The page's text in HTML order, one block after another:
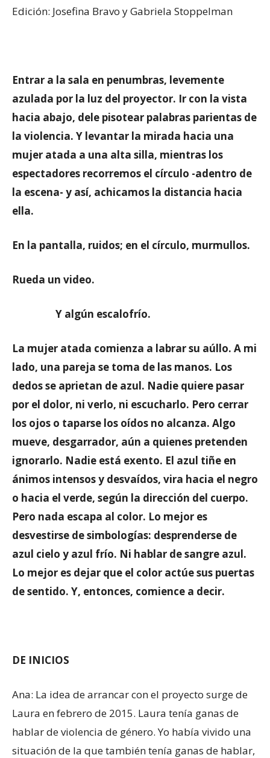
Edición: Josefina Bravo y Gabriela Stoppelman
Entrar a la sala en penumbras, levemente
azulada por la luz del proyector. Ir con la vista
hacia abajo, dele pisotear palabras parientas de
la violencia. Y levantar la mirada hacia una
mujer atada a una alta silla, mientras los
espectadores recorremos el círculo -adentro de
la escena- y así, achicamos la distancia hacia
ella.
En la pantalla, ruidos; en el círculo, murmullos.
Rueda un video.
Y algún escalofrío.
La mujer atada comienza a labrar su aúllo. A mi
lado, una pareja se toma de las manos. Los
dedos se aprietan de azul. Nadie quiere pasar
por el dolor, ni verlo, ni escucharlo. Pero cerrar
los ojos o taparse los oídos no alcanza. Algo
mueve, desgarrador, aún a quienes pretenden
ignorarlo. Nadie está exento. El azul tiñe en
ánimos intensos y desvaídos, vira hacia el negro
o hacia el verde, según la dirección del cuerpo.
Pero nada escapa al color. Lo mejor es
desvestirse de simbologías: desprenderse de
azul cielo y azul frío. Ni hablar de sangre azul.
Lo mejor es dejar que el color actúe sus puertas
de sentido. Y, entonces, comience a decir.
DE INICIOS
Ana: La idea de arrancar con el proyecto surge de
Laura en febrero de 2015. Laura tenía ganas de
hablar de violencia de género. Yo había vivido una
situación de la que también tenía ganas de hablar,